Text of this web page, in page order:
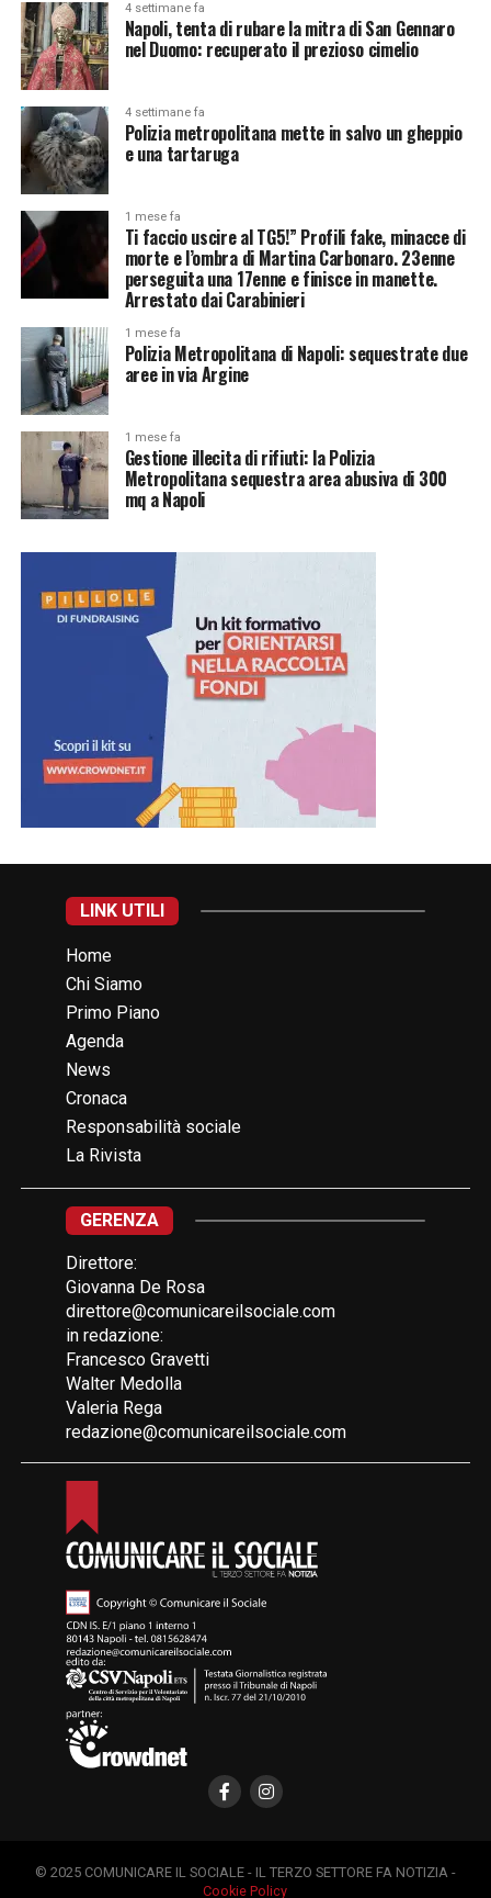
4 settimane fa
Napoli, tenta di rubare la mitra di San Gennaro
nel Duomo: recuperato il prezioso cimelio
4 settimane fa
Polizia metropolitana mette in salvo un gheppio
e una tartaruga
1 mese fa
Ti faccio uscire al TG5!” Profili fake, minacce di
morte e l’ombra di Martina Carbonaro. 23enne
perseguita una 17enne e finisce in manette.
Arrestato dai Carabinieri
1 mese fa
Polizia Metropolitana di Napoli: sequestrate due
aree in via Argine
1 mese fa
Gestione illecita di rifiuti: la Polizia
Metropolitana sequestra area abusiva di 300
mq a Napoli
LINK UTILI
Home
Chi Siamo
Primo Piano
Agenda
News
Cronaca
Responsabilità sociale
La Rivista
GERENZA
Direttore:
Giovanna De Rosa
direttore@comunicareilsociale.com
in redazione:
Francesco Gravetti
Walter Medolla
Valeria Rega
redazione@comunicareilsociale.com
© 2025 COMUNICARE IL SOCIALE - IL TERZO SETTORE FA NOTIZIA -
Cookie Policy